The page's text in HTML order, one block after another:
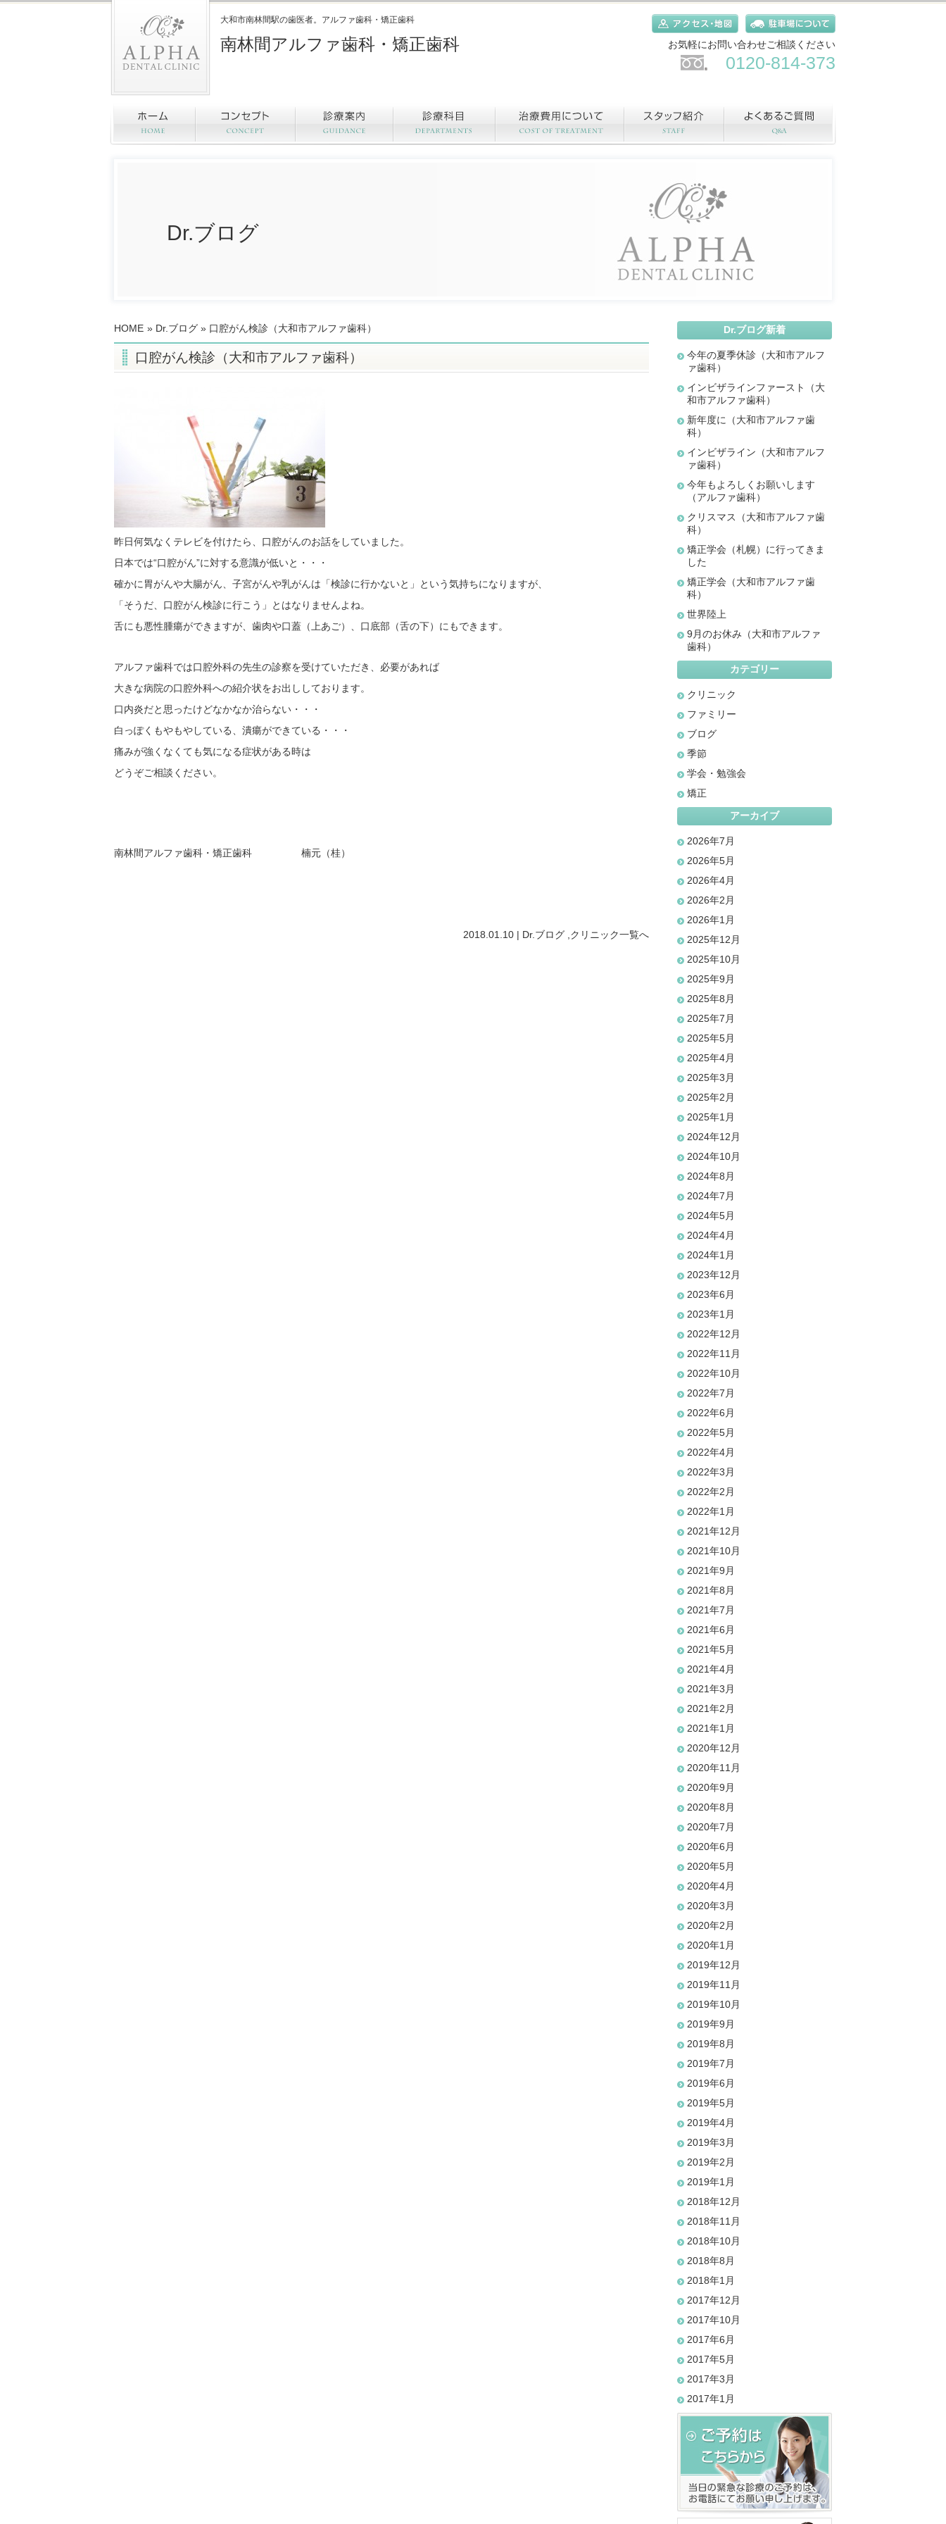
大和市南林間駅の歯医者。アルファ歯科・矯正歯科
南林間アルファ歯科・矯正歯科 お気軽にお問い合わせご相談ください
0120-814-373
Dr.ブログ
HOME » Dr.ブログ » 口腔がん検診（大和市アルファ歯科）
口腔がん検診（大和市アルファ歯科）
昨日何気なくテレビを付けたら、口腔がんのお話をしていました。
日本では“口腔がん”に対する意識が低いと・・・
確かに胃がんや大腸がん、子宮がんや乳がんは「検診に行かないと」という気持ちになりますが、
「そうだ、口腔がん検診に行こう」とはなりませんよね。
舌にも悪性腫瘍ができますが、歯肉や口蓋（上あご）、口底部（舌の下）にもできます。
アルファ歯科では口腔外科の先生の診察を受けていただき、必要があれば
大きな病院の口腔外科への紹介状をお出ししております。
口内炎だと思ったけどなかなか治らない・・・
白っぽくもやもやしている、潰瘍ができている・・・
痛みが強くなくても気になる症状がある時は
どうぞご相談ください。
南林間アルファ歯科・矯正歯科 楠元（桂）
2018.01.10 | Dr.ブログ クリニック一覧へ
Dr.ブログ新着
今年の夏季休診（大和市アルフ
ァ歯科）
インビザラインファースト（大
和市アルファ歯科）
新年度に（大和市アルファ歯
科）
インビザライン（大和市アルフ
ァ歯科）
今年もよろしくお願いします
（アルファ歯科）
クリスマス（大和市アルファ歯
科）
矯正学会（札幌）に行ってきま
した
矯正学会（大和市アルファ歯
科）
世界陸上
9月のお休み（大和市アルファ
歯科）
カテゴリー
クリニック
ファミリー
ブログ
季節
学会・勉強会
矯正
アーカイブ
2026年7月
2026年5月
2026年4月
2026年2月
2026年1月
2025年12月
2025年10月
2025年9月
2025年8月
2025年7月
2025年5月
2025年4月
2025年3月
2025年2月
2025年1月
2024年12月
2024年10月
2024年8月
2024年7月
2024年5月
2024年4月
2024年1月
2023年12月
2023年6月
2023年1月
2022年12月
2022年11月
2022年10月
2022年7月
2022年6月
2022年5月
2022年4月
2022年3月
2022年2月
2022年1月
2021年12月
2021年10月
2021年9月
2021年8月
2021年7月
2021年6月
2021年5月
2021年4月
2021年3月
2021年2月
2021年1月
2020年12月
2020年11月
2020年9月
2020年8月
2020年7月
2020年6月
2020年5月
2020年4月
2020年3月
2020年2月
2020年1月
2019年12月
2019年11月
2019年10月
2019年9月
2019年8月
2019年7月
2019年6月
2019年5月
2019年4月
2019年3月
2019年2月
2019年1月
2018年12月
2018年11月
2018年10月
2018年8月
2018年1月
2017年12月
2017年10月
2017年6月
2017年5月
2017年3月
2017年1月